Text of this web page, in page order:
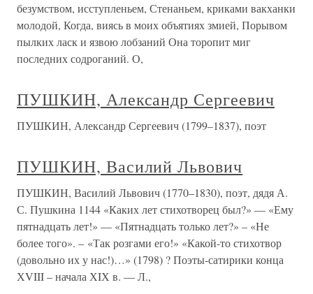
безумством, исступленьем, Стенаньем, криками вакханки
молодой, Когда, виясь в моих объятиях змией, Порывом
пылких ласк и язвою лобзаний Она торопит миг
последних содроганий. О,
ПУШКИН, Александр Сергеевич
ПУШКИН, Александр Сергеевич (1799–1837), поэт
ПУШКИН, Василий Львович
ПУШКИН, Василий Львович (1770–1830), поэт, дядя А.
С. Пушкина 1144 «Каких лет стихотворец был?» — «Ему
пятнадцать лет!» — «Пятнадцать только лет?» – «Не
более того». – «Так розгами его!» «Какой-то стихотвор
(довольно их у нас!)…» (1798) ? Поэты-сатирики конца
ХVIII – начала ХIХ в. — Л.,